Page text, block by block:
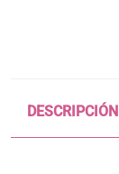
DESCRIPCIÓN